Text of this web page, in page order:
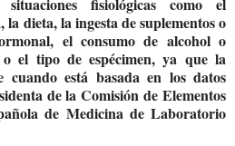
dieta, la ingesta de suplementos o
el consumo de alcohol o
el tipo de espécimen, ya que la
cuando está basada en los datos
de la Comisión de Elementos
de Medicina de Laboratorio